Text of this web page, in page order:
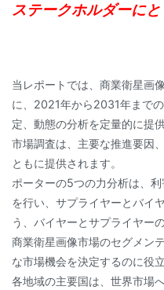
ステークホルダーに
当レポートでは、商業衛星画
に、2021年から2031年まで
定、動態の分析を定量的に提
市場調査は、主要な推進要因
ともに提供されます。
ポーターの5つの力分析は、
を行い、サプライヤーとバイ
う、バイヤーとサプライヤー
商業衛星画像市場のセグメン
な市場機会を決定するのに役立
各地域の主要国は、世界市場